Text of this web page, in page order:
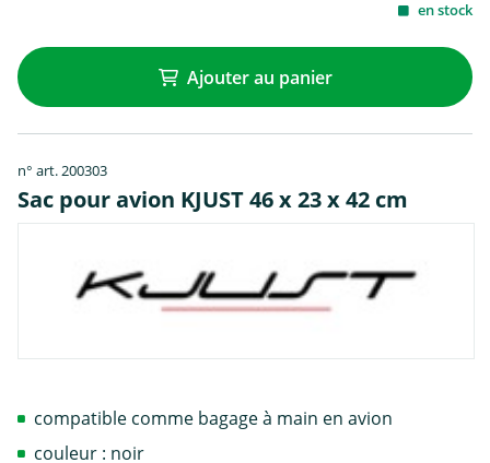
en stock
Ajouter au panier
n° art. 200303
Sac pour avion KJUST 46 x 23 x 42 cm
compatible comme bagage à main en avion
couleur : noir